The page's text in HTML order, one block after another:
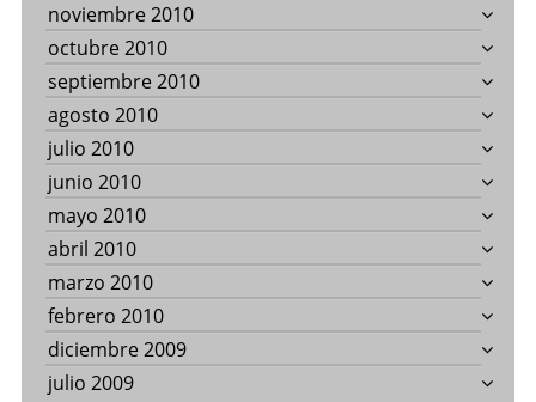
noviembre 2010
octubre 2010
septiembre 2010
agosto 2010
julio 2010
junio 2010
mayo 2010
abril 2010
marzo 2010
febrero 2010
diciembre 2009
julio 2009